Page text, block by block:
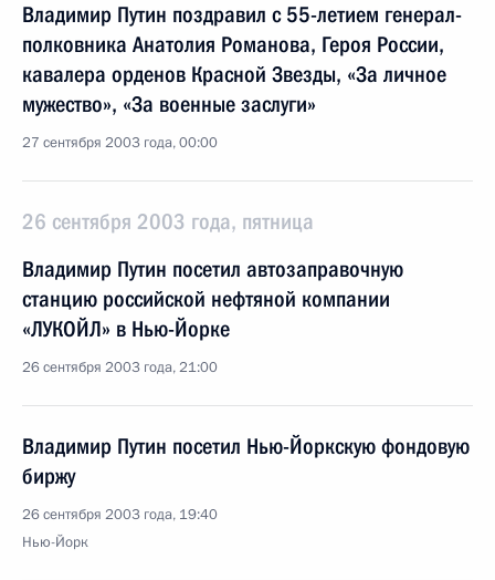
Владимир Путин поздравил с 55-летием генерал-
полковника Анатолия Романова, Героя России,
кавалера орденов Красной Звезды, «За личное
мужество», «За военные заслуги»
27 сентября 2003 года, 00:00
26 сентября 2003 года, пятница
Владимир Путин посетил автозаправочную
станцию российской нефтяной компании
«ЛУКОЙЛ» в Нью-Йорке
26 сентября 2003 года, 21:00
Владимир Путин посетил Нью-Йоркскую фондовую
биржу
26 сентября 2003 года, 19:40
Нью-Йорк